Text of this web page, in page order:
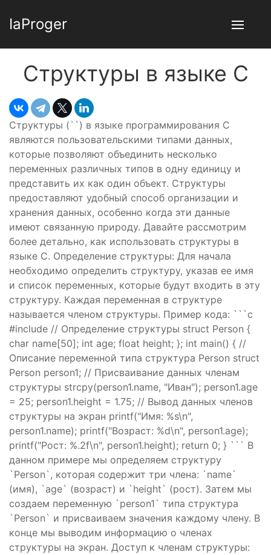
IaProger
Структуры в языке C
Структуры (` `) в языке программирования C
являются пользовательскими типами данных,
которые позволяют объединить несколько
переменных различных типов в одну единицу и
представить их как один объект. Структуры
предоставляют удобный способ организации и
хранения данных, особенно когда эти данные
имеют связанную природу. Давайте рассмотрим
более детально, как использовать структуры в
языке C. Определение структуры: Для начала
необходимо определить структуру, указав ее имя
и список переменных, которые будут входить в эту
структуру. Каждая переменная в структуре
называется членом структуры. Пример кода: ```c
#include // Определение структуры struct Person {
char name[50]; int age; float height; }; int main() { //
Описание переменной типа структура Person struct
Person person1; // Присваивание данных членам
структуры strcpy(person1.name, "Иван"); person1.age
= 25; person1.height = 1.75; // Вывод данных членов
структуры на экран printf("Имя: %s\n",
person1.name); printf("Возраст: %d\n", person1.age);
printf("Рост: %.2f\n", person1.height); return 0; } ``` В
данном примере мы определяем структуру
`Person`, которая содержит три члена: `name`
(имя), `age` (возраст) и `height` (рост). Затем мы
создаем переменную `person1` типа структура
`Person` и присваиваем значения каждому члену. В
конце мы выводим информацию о членах
структуры на экран. Доступ к членам структуры: